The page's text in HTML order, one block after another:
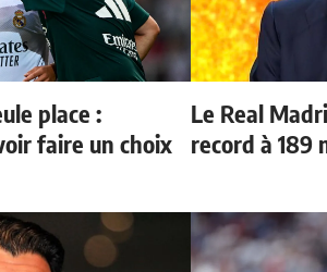
place :
faire un choix
Le Real
record à 189